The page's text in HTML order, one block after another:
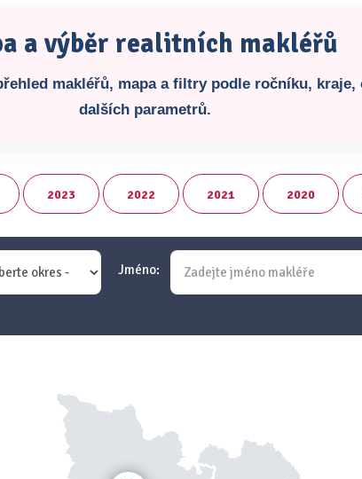
a výběr realitních makléřů
makléřů, mapa a filtry podle ročníku, kraje,
dalších parametrů.
2023 2022 2021 2020
Jméno: